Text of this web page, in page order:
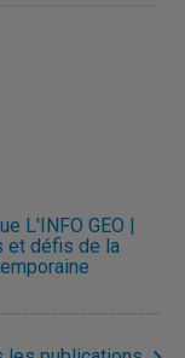
L'INFO GÉO |
et défis de la